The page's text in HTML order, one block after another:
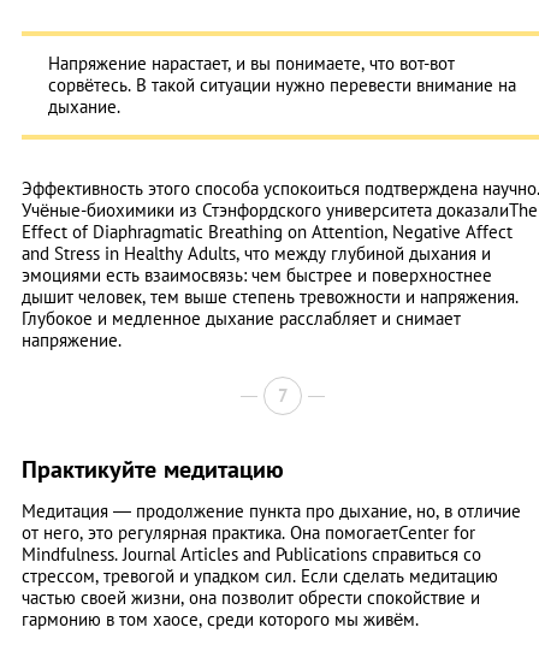
Напряжение нарастает, и вы понимаете, что вот-вот
сорвётесь. В такой ситуации нужно перевести внимание на
дыхание.
Эффективность этого способа успокоиться подтверждена научно.
Учёные-биохимики из Стэнфордского университета доказалиThe
Effect of Diaphragmatic Breathing on Attention, Negative Affect
and Stress in Healthy Adults, что между глубиной дыхания и
эмоциями есть взаимосвязь: чем быстрее и поверхностнее
дышит человек, тем выше степень тревожности и напряжения.
Глубокое и медленное дыхание расслабляет и снимает
напряжение.
7
Практикуйте медитацию
Медитация — продолжение пункта про дыхание, но, в отличие
от него, это регулярная практика. Она помогаетCenter for
Mindfulness. Journal Articles and Publications справиться со
стрессом, тревогой и упадком сил. Если сделать медитацию
частью своей жизни, она позволит обрести спокойствие и
гармонию в том хаосе, среди которого мы живём.